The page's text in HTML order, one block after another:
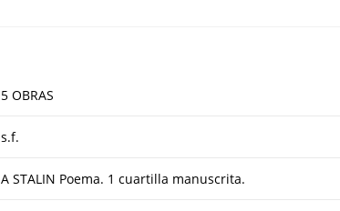
5 OBRAS
s.f.
A STALIN Poema. 1 cuartilla manuscrita.